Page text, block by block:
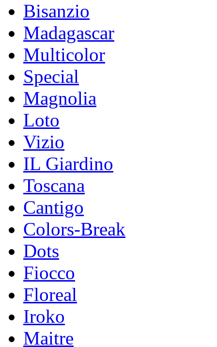
Bisanzio
Madagascar
Multicolor
Special
Magnolia
Loto
Vizio
IL Giardino
Toscana
Cantigo
Colors-Break
Dots
Fiocco
Floreal
Iroko
Maitre